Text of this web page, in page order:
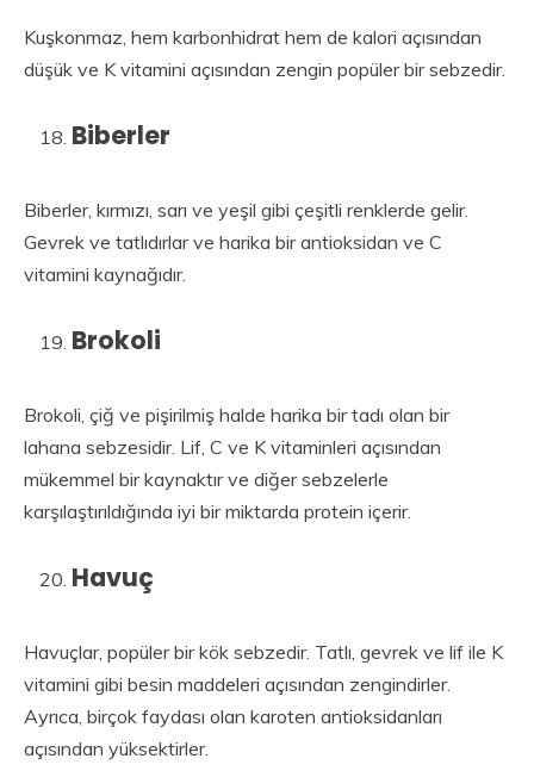
Kuşkonmaz, hem karbonhidrat hem de kalori açısından
düşük ve K vitamini açısından zengin popüler bir sebzedir.
Biberler
Biberler, kırmızı, sarı ve yeşil gibi çeşitli renklerde gelir.
Gevrek ve tatlıdırlar ve harika bir antioksidan ve C
vitamini kaynağıdır.
Brokoli
Brokoli, çiğ ve pişirilmiş halde harika bir tadı olan bir
lahana sebzesidir. Lif, C ve K vitaminleri açısından
mükemmel bir kaynaktır ve diğer sebzelerle
karşılaştırıldığında iyi bir miktarda protein içerir.
Havuç
Havuçlar, popüler bir kök sebzedir. Tatlı, gevrek ve lif ile K
vitamini gibi besin maddeleri açısından zengindirler.
Ayrıca, birçok faydası olan karoten antioksidanları
açısından yüksektirler.